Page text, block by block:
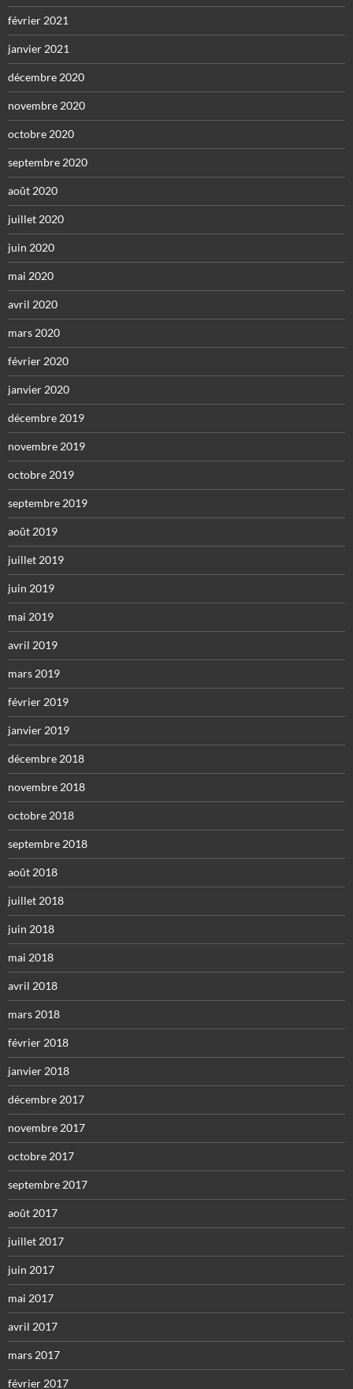
février 2021
janvier 2021
décembre 2020
novembre 2020
octobre 2020
septembre 2020
août 2020
juillet 2020
juin 2020
mai 2020
avril 2020
mars 2020
février 2020
janvier 2020
décembre 2019
novembre 2019
octobre 2019
septembre 2019
août 2019
juillet 2019
juin 2019
mai 2019
avril 2019
mars 2019
février 2019
janvier 2019
décembre 2018
novembre 2018
octobre 2018
septembre 2018
août 2018
juillet 2018
juin 2018
mai 2018
avril 2018
mars 2018
février 2018
janvier 2018
décembre 2017
novembre 2017
octobre 2017
septembre 2017
août 2017
juillet 2017
juin 2017
mai 2017
avril 2017
mars 2017
février 2017